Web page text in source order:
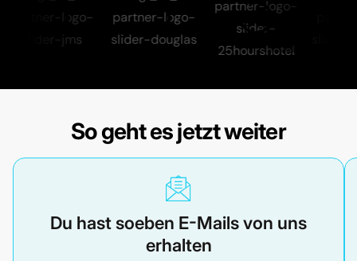
So gehtes jetzt weiter
Du hast soeben E-Mails von uns
erhalten